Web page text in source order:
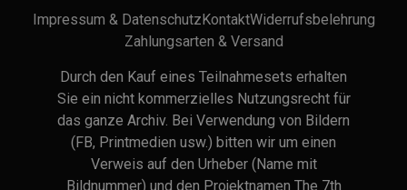
Impressum & DatenschutzKontaktWiderrufsbelehrung
Zahlungsarten & Versand
Durch den Kauf eines Teilnahmesets erhalten
Sie ein nicht kommerzielles Nutzungsrecht für
das ganze Archiv. Bei Verwendung von Bildern
(FB, Printmedien usw.) bitten wir um einen
Verweis auf den Urheber (Name mit
Bildnummer) und den Projektnamen The 7th